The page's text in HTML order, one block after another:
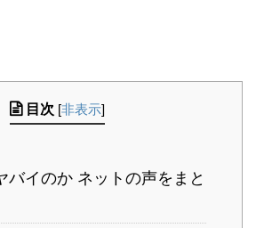
目次 [非表示]
バイのか ネットの声をまと